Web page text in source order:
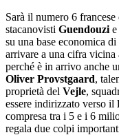
Sarà il numero 6
stacanovisti Guendouzi e
su una base economica
arrivare a una cifra
perché è in arrivo anche
Oliver Provstgaard,
proprietà del Vejle,
essere indirizzato verso il
compresa tra i 5 e i 6
regala due colpi